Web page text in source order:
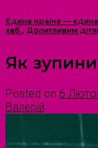
Єдина країна — єдина
хаб., Допитливим
Як
Posted on 6
Валерій